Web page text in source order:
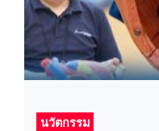
นวัตกรรม